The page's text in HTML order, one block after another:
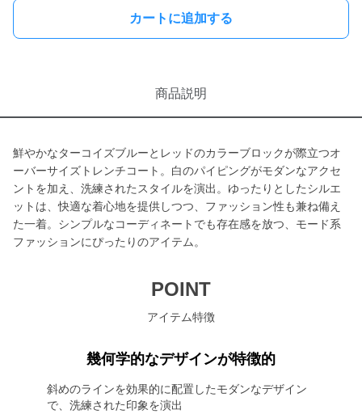
カートに追加する
商品説明
鮮やかなターコイズブルーとレッドのカラーブロックが際立つオ
ーバーサイズトレンチコート。白のパイピングがモダンなアクセ
ントを加え、洗練されたスタイルを演出。ゆったりとしたシルエ
ットは、快適な着心地を提供しつつ、ファッション性も兼ね備え
た一着。シンプルなコーディネートでも存在感を放つ、モード系
ファッションにぴったりのアイテム。
POINT
アイテム特徴
幾何学的なデザインが特徴的
斜めのラインを効果的に配置したモダンなデザイン
で、洗練された印象を演出